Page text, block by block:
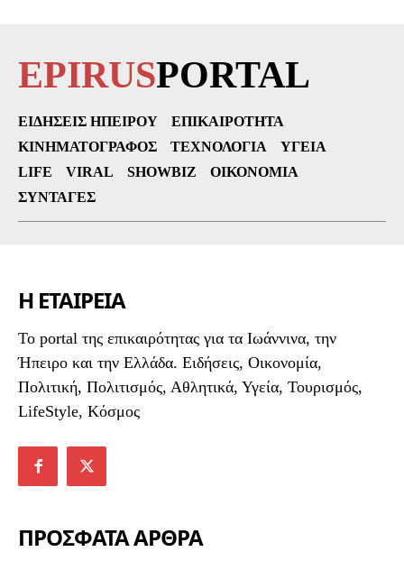
EPIRUSPORTAL
ΕΙΔΉΣΕΙΣ ΗΠΕΊΡΟΥ
ΕΠΙΚΑΙΡΌΤΗΤΑ
ΚΙΝΗΜΑΤΟΓΡΆΦΟΣ
ΤΕΧΝΟΛΟΓΊΑ
ΥΓΕΊΑ
LIFE
VIRAL SHOWBIZ
ΟΙΚΟΝΟΜΊΑ
ΣΥΝΤΑΓΈΣ
Η ΕΤΑΙΡΕΙΑ
To portal της επικαιρότητας για τα Ιωάννινα, την
Ήπειρο και την Ελλάδα. Ειδήσεις, Οικονομία,
Πολιτική, Πολιτισμός, Αθλητικά, Υγεία, Τουρισμός,
LifeStyle, Κόσμος
ΠΡΟΣΦΑΤΑ ΑΡΘΡΑ